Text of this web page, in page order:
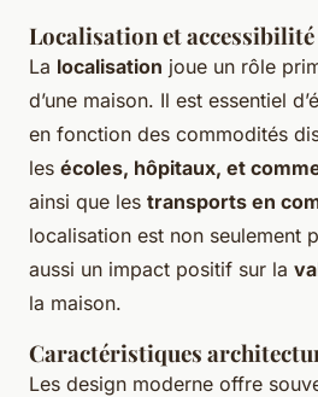
Localisation et accessibilité
La localisation joue un rôle
d’une maison. Il est essentiel
en fonction des commodités
les écoles, hôpitaux, et
ainsi que les transports en
localisation est non seulement
aussi un impact positif sur la
la maison.
Caractéristiques
Les design moderne offre